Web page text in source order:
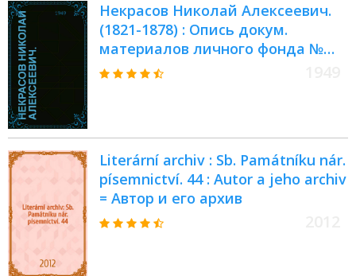
Некрасов Николай Алексеевич.
(1821-1878) : Опись докум.
материалов личного фонда №
338 : Крайние даты докум.
Literární archiv : Sb. Památníku nár.
písemnictví. 44 : Autor a jeho archiv
= Автор и его архив